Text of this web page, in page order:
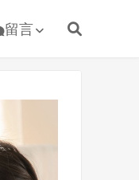
留言